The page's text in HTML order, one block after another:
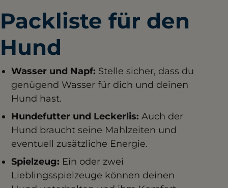
Packliste für den
Hund
Wasser und Napf: Stelle sicher, dass du
genügend Wasser für dich und deinen
Hund hast.
Hundefutter und Leckerlis: Auch der
Hund braucht seine Mahlzeiten und
eventuell zusätzliche Energie.
Spielzeug: Ein oder zwei
Lieblingsspielzeuge können deinen